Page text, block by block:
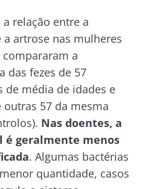
relação entre a
artrose nas mulheres
a
das fezes de 57
de média de idades e
57 da mesma
Nas doentes, a
geralmente menos
. Algumas bactérias
quantidade, casos